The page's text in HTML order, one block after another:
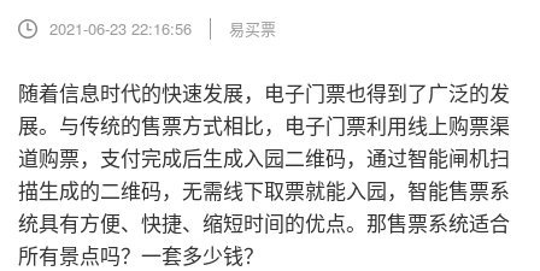
2021-06-23 22:16:56 易买票
随着信息时代的快速发展，电子门票也得到了广泛的发
展。与传统的售票方式相比，电子门票利用线上购票渠
道购票，支付完成后生成入园二维码，通过智能闸机扫
描生成的二维码，无需线下取票就能入园，智能售票系
统具有方便、快捷、缩短时间的优点。那售票系统适合
所有景点吗？一套多少钱？